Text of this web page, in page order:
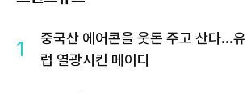
1
중국산 에어콘을 웃돈 주고 산다...유
럽 열광시킨 메이디